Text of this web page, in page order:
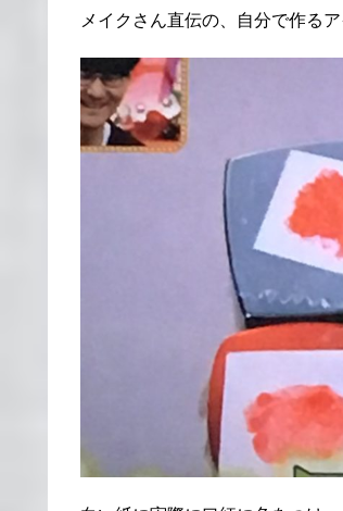
メイクさん直伝の、自分で作るア